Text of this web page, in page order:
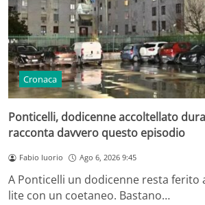
Cronaca
Ponticelli, dodicenne accoltellato
racconta davvero questo episodio
Fabio Iuorio Ago 6, 2026 9:45
A Ponticelli un dodicenne resta ferito
lite con un coetaneo. Bastano…